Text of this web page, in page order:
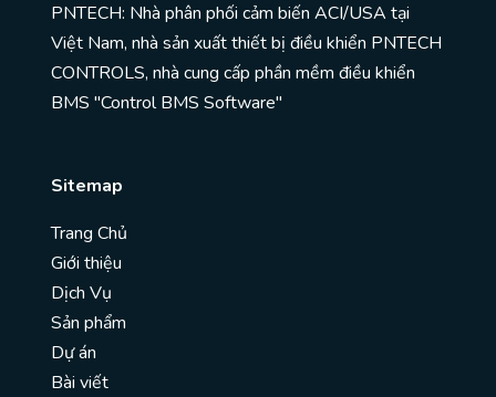
PNTECH: Nhà phân phối cảm biến ACI/USA tại
Việt Nam, nhà sản xuất thiết bị điều khiển PNTECH
CONTROLS, nhà cung cấp phần mềm điều khiển
BMS "Control BMS Software"
Sitemap
Trang Chủ
Giới thiệu
Dịch Vụ
Sản phẩm
Dự án
Bài viết